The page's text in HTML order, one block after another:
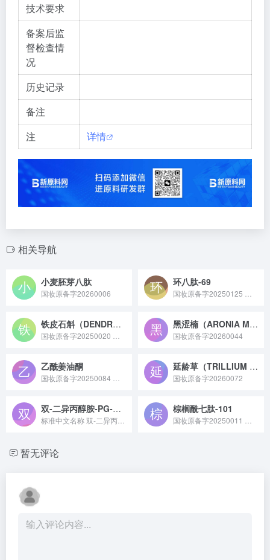
技术要求
备案后监
督检查情
况
历史记录
备注
注
详情
相关导航
小麦胚芽八肽
国妆原备字20260006
环八肽-69
铁皮石斛（DENDROBIUM OFFICINALE）培养物 黑涩楠（ARONIA MELANOCARPA）果汁
国妆原备字20260044
乙酰姜油酮 延龄草（TRILLIUM TSCHONOSKII）根茎/根提取物
国妆原备字20260072
双-二异丙醇胺-PG-丙基聚二甲基硅氧烷/双-异丁基PEG-14共聚物 棕榈酰七肽-101
暂无评论